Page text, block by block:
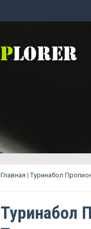
Главная |Туринабол
Туринабол